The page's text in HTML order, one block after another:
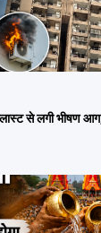
से लगी भीषण